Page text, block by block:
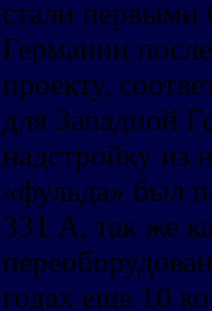
стали первыми
Германии
проекту,
для Западной
надстройку из
«фульда» был
331 А, так же
годах еще 10